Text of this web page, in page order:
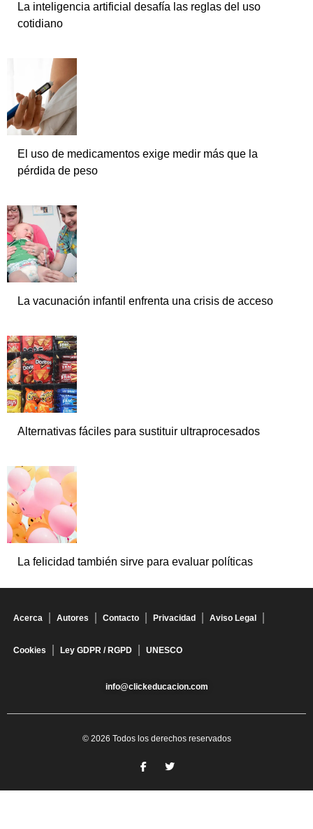
La inteligencia artificial desafía las reglas del uso
cotidiano
El uso de medicamentos exige medir más que la
pérdida de peso
La vacunación infantil enfrenta una crisis de acceso
Alternativas fáciles para sustituir ultraprocesados
La felicidad también sirve para evaluar políticas
Acerca Autores Contacto Privacidad Aviso Legal
Cookies Ley GDPR / RGPD UNESCO
info@clickeducacion.com
© 2026 Todos los derechos reservados